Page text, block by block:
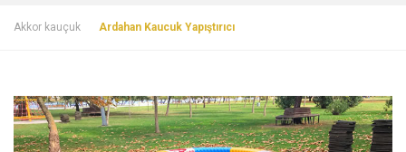
Akkor kauçuk Ardahan Kaucuk Yapıştırıcı